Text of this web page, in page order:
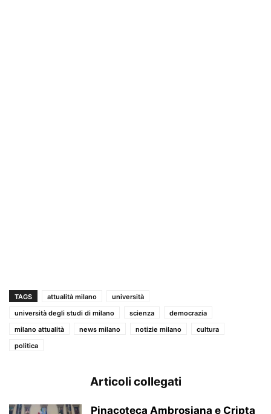
TAGS attualità milano
università
università degli studi di milano
scienza
democrazia
milano attualità
news milano notizie milano
cultura
politica
Articoli collegati
Pinacoteca Ambrosiana e Cripta